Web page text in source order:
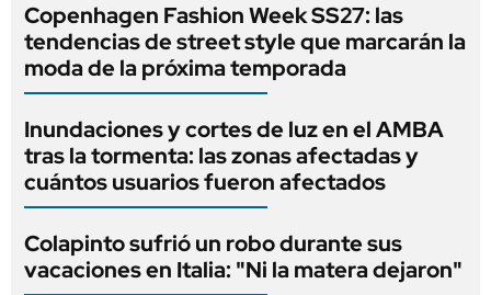
Copenhagen Fashion Week SS27: las
tendencias de street style que marcarán la
moda de la próxima temporada
Inundaciones y cortes de luz en el AMBA
tras la tormenta: las zonas afectadas y
cuántos usuarios fueron afectados
Colapinto sufrió un robo durante sus
vacaciones en Italia: "Ni la matera dejaron"